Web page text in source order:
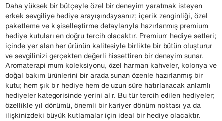
Daha yüksek bir bütçeyle özel bir deneyim yaratmak isteyen
erkek sevgiliye hediye arayışındaysanız; içerik zenginliği, özel
paketleme ve kişiselleştirme detaylarıyla hazırlanmış premium
hediye kutuları en doğru tercih olacaktır. Premium hediye setleri;
içinde yer alan her ürünün kalitesiyle birlikte bir bütün oluşturur
ve sevgilinizi gerçekten değerli hissettiren bir deneyim sunar.
Aromaterapi mum koleksiyonu, özel harman kahveler, kolonya ve
doğal bakım ürünlerini bir arada sunan özenle hazırlanmış bir
kutu; hem şık bir hediye hem de uzun süre hatırlanacak anlamlı
hediyeler kategorisinde yerini alır. Bu tür tercih edilen hediyeler;
özellikle yıl dönümü, önemli bir kariyer dönüm noktası ya da
ilişkinizdeki büyük kutlamalar için ideal bir hediye olacaktır.